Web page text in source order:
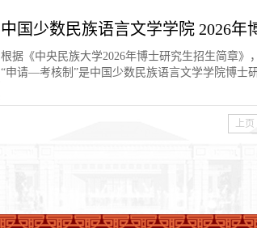
中国少数民族语言文学学院 2026
根据《中央民族大学2026年博士研究生招生简章
“申请—考核制”是中国少数民族语言文学学院博士
上页